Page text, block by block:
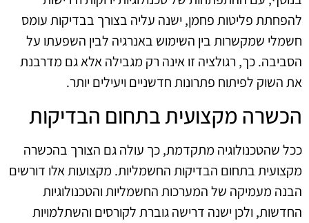
להפחתת פליטות פחמן, ישנה עליה בצורך בבדיקות עומס
חשמלי שמקשרות בין השימוש באנרגיה לבין השפעתו על
הסביבה. כך, רגולציה זו אינה רק מגבילה אלא גם מדרבנת
את השוק לפיתוח פתרונות חדשניים ויעילים יותר.
הכשרה מקצועית בתחום הבדיקות
ככל שהטכנולוגיה מתקדמת, כך עולה גם הצורך בהכשרה
מקצועית בתחום הבדיקות החשמליות. מקצועות אלו דורשים
הבנה מעמיקה של המערכות החשמליות והטכנולוגיות
החדשות, ולכן ישנה דרישה גוברת לקורסים והשתלמויות